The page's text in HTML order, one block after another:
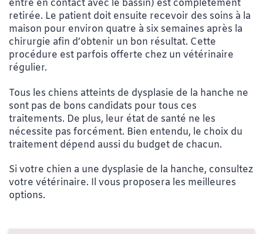
entre en contact avec le bassin) est complètement
retirée. Le patient doit ensuite recevoir des soins à la
maison pour environ quatre à six semaines après la
chirurgie afin d’obtenir un bon résultat. Cette
procédure est parfois offerte chez un vétérinaire
régulier.
Tous les chiens atteints de dysplasie de la hanche ne
sont pas de bons candidats pour tous ces
traitements. De plus, leur état de santé ne les
nécessite pas forcément. Bien entendu, le choix du
traitement dépend aussi du budget de chacun.
Si votre chien a une dysplasie de la hanche, consultez
votre vétérinaire. Il vous proposera les meilleures
options.